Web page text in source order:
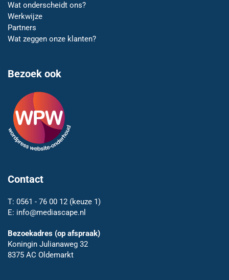
Wat onderscheidt ons?
Werkwijze
Partners
Wat zeggen onze klanten?
Bezoek ook
Contact
T: 0561 - 76 00 12 (keuze 1)
E: info@mediascape.nl
Bezoekadres (op afspraak)
Koningin Julianaweg 32
8375 AC Oldemarkt